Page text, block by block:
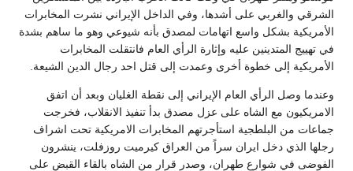
الشرقي والغربي على أشدها، وفي الداخل الإيراني نشرت المخابرات
الأمريكية بشكل واسع اتهامات لمصدق بأنه شيوعي وهو ما ساهم بشدة
في تهييج المتدينين عليه وإثارة الرأي العام فانتقلت المخابرات
الأمريكية إلى خطوة أخرى وعمدت إلى قتل احد رجال الدين الشيعة.
وعندما وصل الرأي العام الإيراني إلى نقطة الغليان وبعد أن اتفق
الامريكيون مع الشاه على عزل مصدق بدأ تنفيذ الانقلاب، فخرجت
جماعات من البلطجية استأجرتهم المخابرات الامريكية تحت اشراف
رجلها الذي دخل ايران سراً من العراق كيرميت روزفلت، ينشرون
الفوضى في شوارع طهران، وصدر قرار من الشاه بالقاء القبض على